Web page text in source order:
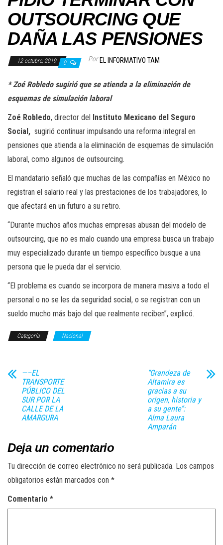
OUTSOURCING QUE
DAÑA LAS PENSIONES
12 octubre, 2019 0 Por EL INFORMATIVO TAM
* Zoé Robledo sugirió que se atienda a la eliminación de
esquemas de simulación laboral
Zoé Robledo, director del
Instituto Mexicano del Seguro
Social, sugirió continuar impulsando una reforma integral en
pensiones que atienda a la eliminación de esquemas de simulación
laboral, como algunos de outsourcing.
El mandatario señaló que muchas de las compañías en México no
registran el salario real y las prestaciones de los trabajadores, lo
que afectará en un futuro a su retiro.
“Durante muchos años muchas empresas abusan del modelo de
outsourcing, que no es malo cuando una empresa busca un trabajo
muy especializado durante un tiempo específico busque a una
persona que le pueda dar el servicio.
“El problema es cuando se incorpora de manera masiva a todo el
personal o no se les da seguridad social, o se registran con un
sueldo mucho más bajo del que realmente reciben”, explicó.
Categoría Nacional
—–EL
TRANSPORTE
PÚBLICO DEL
SUR POR LA
CALLE DE LA
AMARGURA
“Grandeza de
Altamira es
gracias a su
origen, historia y
a su gente’’:
Alma Laura
Amparán
Deja un comentario
Tu dirección de correo electrónico no será publicada. Los campos
obligatorios están marcados con *
Comentario *